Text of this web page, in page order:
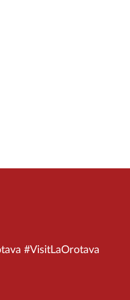
#VisitLaOrotava